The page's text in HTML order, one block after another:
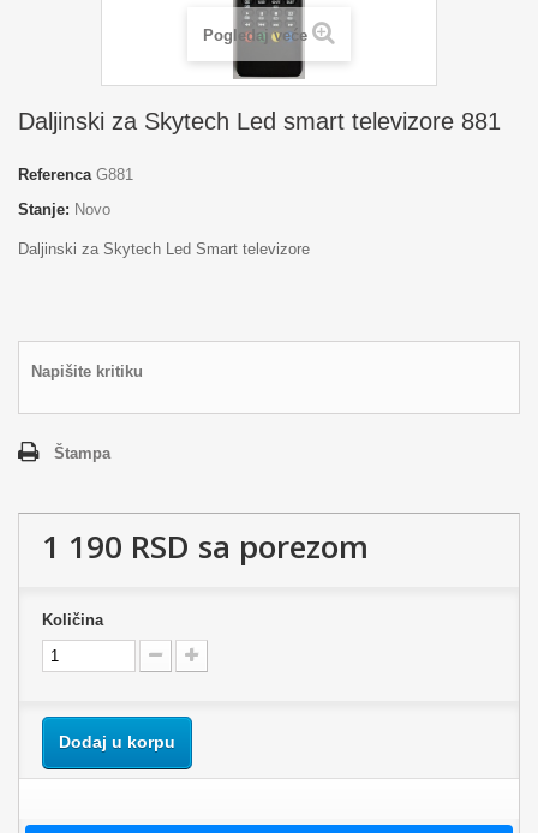
Pogledaj veće
Daljinski za Skytech Led smart televizore 881
Referenca G881
Stanje: Novo
Daljinski za Skytech Led Smart televizore
Napišite kritiku
Štampa
1 190 RSD sa porezom
Količina
Dodaj u korpu